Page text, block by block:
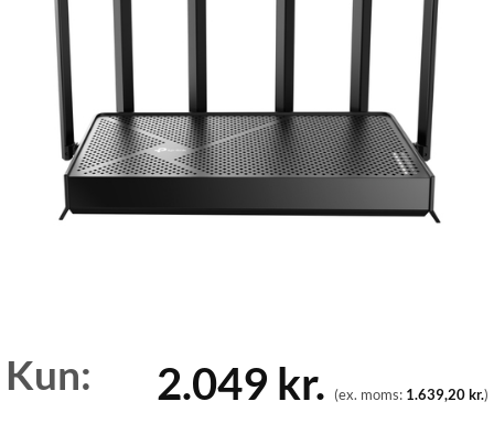
Kun: 2.049 kr. (ex. moms: 1.639,20kr.)